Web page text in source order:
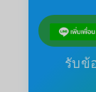
รับข้